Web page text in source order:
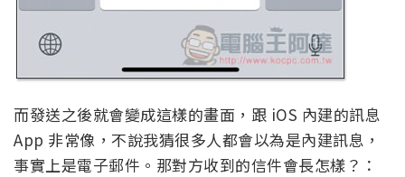
而發送之後就會變成這樣的畫面，跟 iOS 內建的訊息
App 非常像，不說我猜很多人都會以為是內建訊息，
事實上是電子郵件。那對方收到的信件會長怎樣？：